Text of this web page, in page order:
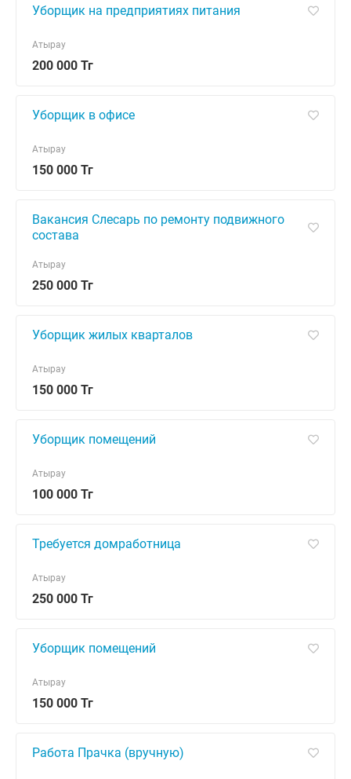
Уборщик на предприятиях питания
200 000 Тг
Атырау
Уборщик в офисе
150 000 Тг
Атырау
Вакансия Слесарь по ремонту подвижного
состава
250 000 Тг
Атырау
Уборщик жилых кварталов
150 000 Тг
Атырау
Уборщик помещений
100 000 Тг
Атырау
Требуется домработница
250 000 Тг
Атырау
Уборщик помещений
150 000 Тг
Атырау
Работа Прачка (вручную)